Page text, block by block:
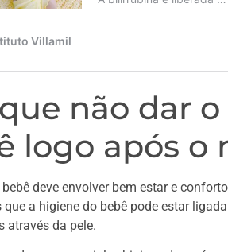
não dar
logo após o
deve envolver bem estar e
que a higiene do bebê pode estar
através da pele.